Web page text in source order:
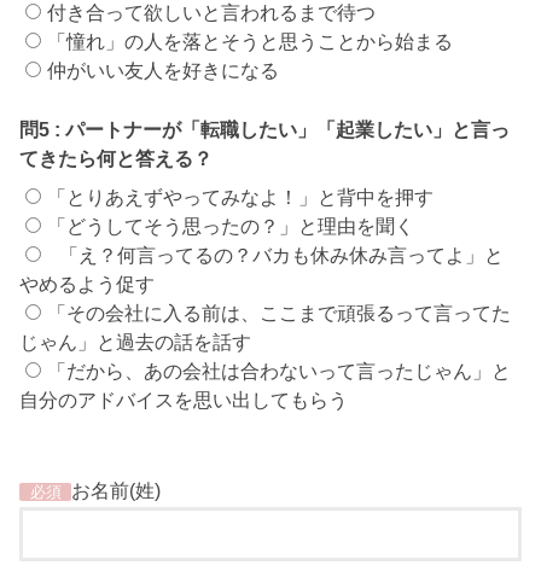
付き合って欲しいと言われるまで待つ
「憧れ」の人を落とそうと思うことから始まる
仲がいい友人を好きになる
問5 :パートナーが「転職したい」「起業したい」と言っ
てきたら何と答える？
「とりあえずやってみなよ！」と背中を押す
「どうしてそう思ったの？」と理由を聞く
「え？何言ってるの？バカも休み休み言ってよ」と
やめるよう促す
「その会社に入る前は、ここまで頑張るって言ってた
じゃん」と過去の話を話す
「だから、あの会社は合わないって言ったじゃん」と
自分のアドバイスを思い出してもらう
必須 お名前(姓)